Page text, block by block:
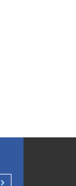
Vai alla pagina